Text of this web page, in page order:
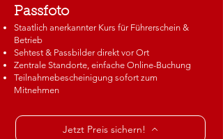
Passfoto
Staatlich anerkannter Kurs für Führerschein &
Betrieb
Sehtest & Passbilder direkt vor Ort
Zentrale Standorte, einfache Online-Buchung
Teilnahmebescheinigung sofort zum
Mitnehmen
Jetzt Preis sichern!